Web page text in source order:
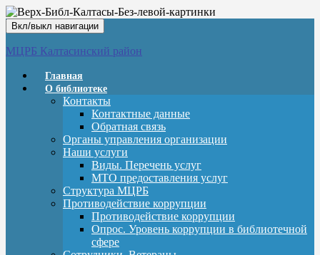
Вкл/выкл навигации
МЦРБ Калтасинский район
Главная
О библиотеке
Контакты
Контактные данные
Обратная связь
Органы управления организации
Наши услуги
Виды. Перечень услуг
МТО предоставления услуг
Структура МЦРБ
Противодействие коррупции
Противодействие коррупции
Опрос. Уровень коррупции в библиотечной
сфере